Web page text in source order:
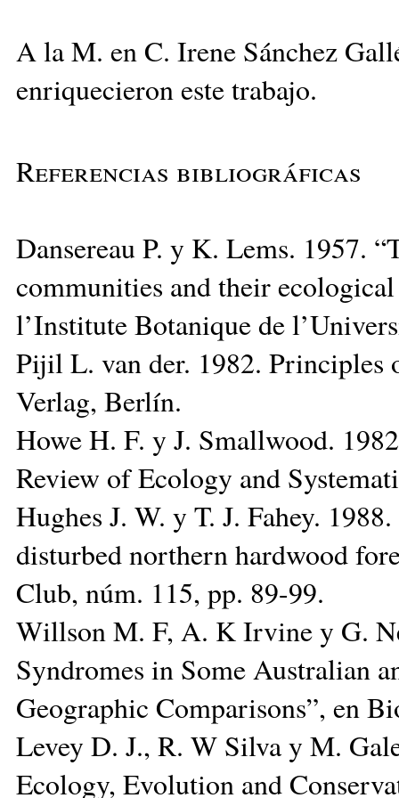
A la M. en C. Irene Sánchez
enriquecieron este trabajo.
Referencias bibliográficas
Dansereau P. y K. Lems. 1957.
communities and their
l’Institute Botanique de
Pijil L. van der. 1982. Principles
Verlag, Berlín.
Howe H. F. y J. Smallwood.
Review of Ecology and
Hughes J. W. y T. J. Fahey.
disturbed northern hardwood
Club, núm. 115, pp. 89-99.
Willson M. F, A. K Irvine y G.
Syndromes in Some Australian
Geographic Comparisons”, en
Levey D. J., R. W Silva y M.
Ecology, Evolution and